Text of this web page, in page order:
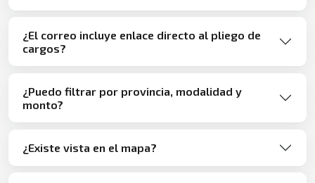
¿El correo incluye enlace directo al pliego de
cargos?
¿Puedo filtrar por provincia, modalidad y
monto?
¿Existe vista en el mapa?